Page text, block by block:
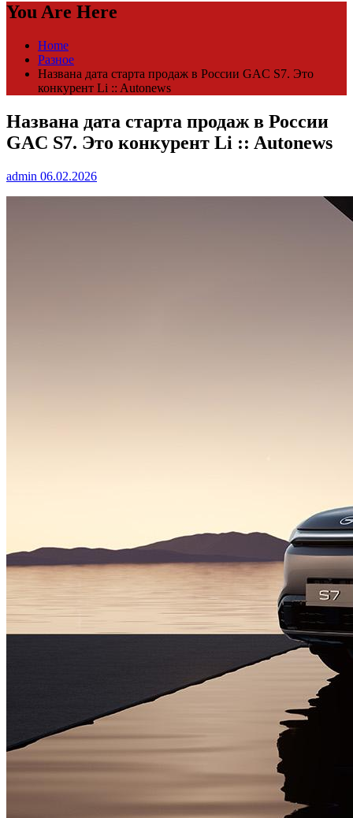
You Are Here
Home
Разное
Названа дата старта продаж в России GAC S7. Это
конкурент Li :: Autonews
Названа дата старта продаж в России
GAC S7. Это конкурент Li :: Autonews
admin 06.02.2026